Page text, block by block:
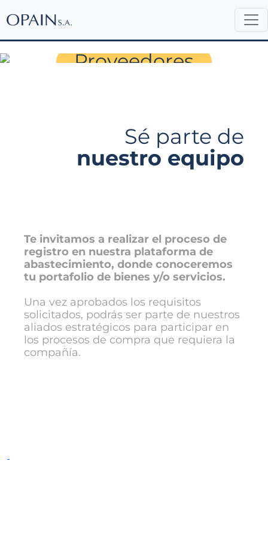
Trabaja con Nosotros
Proveedores
Sé parte de
nuestro equipo
Te invitamos a realizar el proceso de
registro en nuestra plataforma de
abastecimiento, donde conoceremos
tu portafolio de bienes y/o servicios.
Una vez aprobados los requisitos
solicitados, podrás ser parte de nuestros
aliados estratégicos para participar en
los procesos de compra que requiera la
compañía.